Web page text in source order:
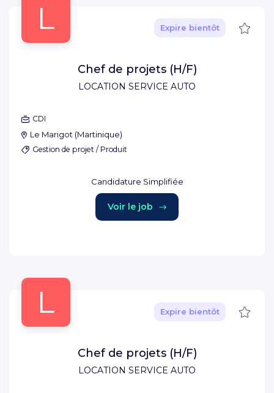
L
LOCATION SERVICE AUTO
Expire bientôt
Chef de projets (H/F)
CDI
Le Marigot (Martinique)
Gestion de projet / Produit
Candidature Simplifiée
Voir le job
L
LOCATION SERVICE AUTO
Expire bientôt
Chef de projets (H/F)